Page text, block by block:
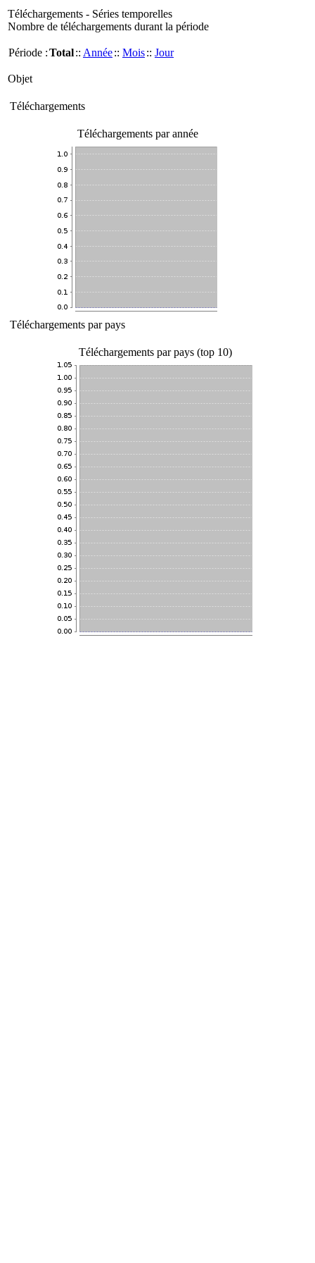
Téléchargements - Séries temporelles
Nombre de téléchargements durant la période
Période :Total:: Année:: Mois:: Jour
Objet
Téléchargements
Téléchargements par année
Téléchargements par pays
Téléchargements par pays (top 10)